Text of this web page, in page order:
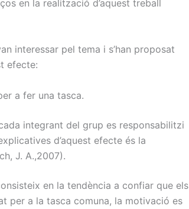
en la realització d’aquest treball
interessar pel tema i s’han proposat
efecte:
a fer una tasca.
integrant del grup es responsabilitzi
d’aquest efecte és la
J. A.,2007).
en la tendència a confiar que els
per a la tasca comuna, la motivació es